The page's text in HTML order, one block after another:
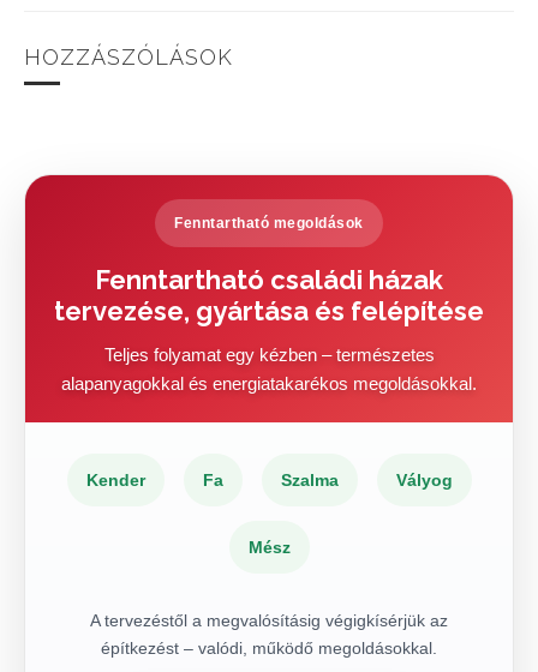
HOZZÁSZÓLÁSOK
Fenntartható megoldások
Fenntartható családi házak
tervezése, gyártása és felépítése
Teljes folyamat egy kézben – természetes
alapanyagokkal és energiatakarékos megoldásokkal.
Kender Fa Szalma Vályog
Mész
A tervezéstől a megvalósításig végigkísérjük az
építkezést – valódi, működő megoldásokkal.